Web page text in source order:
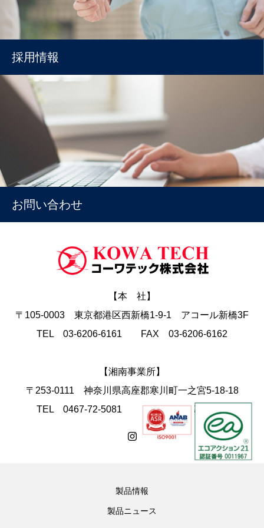
採用情報
お問い合わせ
【本 社】
〒105-0003 東京都港区西新橋1-9-1 アコール新橋3F
TEL 03-6206-6161 FAX 03-6206-6162
【湘南事業所】
〒253-0111 神奈川県高座郡寒川町一之宮5-18-18
TEL 0467-72-5081 FAX 0467-74-4168
製品情報
製品ニュース